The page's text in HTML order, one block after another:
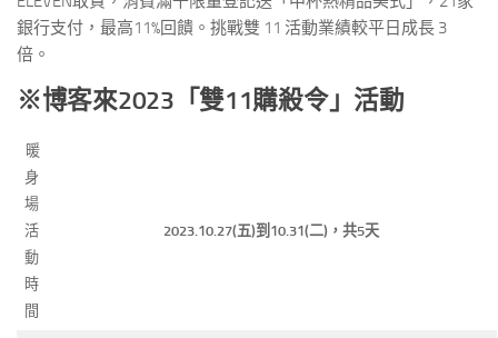
銀行支付，最高11%回饋。 挑戰雙 11 活動業績較平日成長 3
倍。
※博客來2023「雙11購殺令」活動
暖
身
場
活
動
時
間
2023.10.27(五)到10.31(二)，共5天